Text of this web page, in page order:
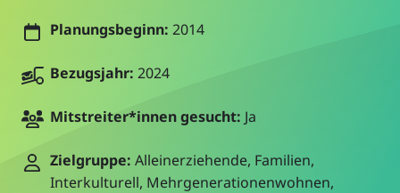
Planungsbeginn: 2014
Bezugsjahr: 2024
Mitstreiter*innen gesucht: Ja
Zielgruppe: Alleinerziehende, Familien,
Interkulturell, Mehrgenerationenwohnen,